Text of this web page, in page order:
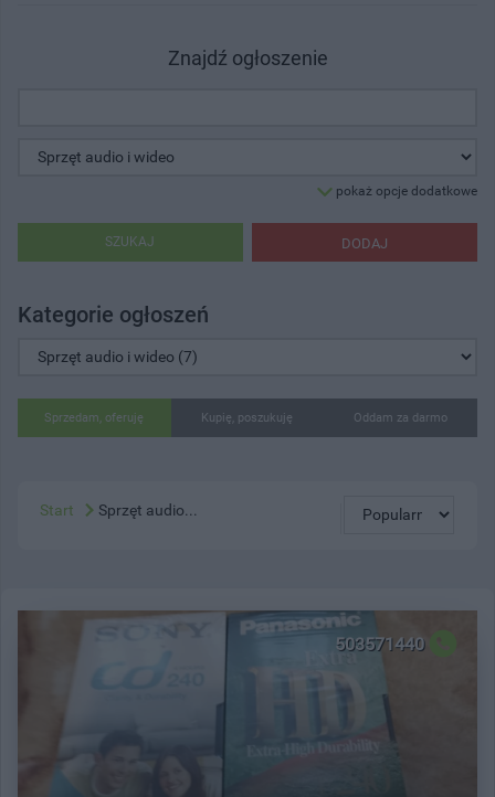
Znajdź ogłoszenie
pokaż opcje dodatkowe
DODAJ
SZUKAJ
Kategorie ogłoszeń
Sprzedam, oferuję Kupię, poszukuję Oddam za darmo
Start Sprzęt audio...
503571440